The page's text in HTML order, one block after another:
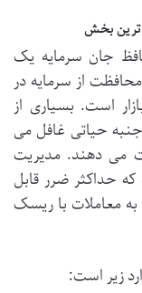
جان سرمایه یک
از سرمایه در
است. بسیاری از
جنبه حیاتی غافل می
می دهند. مدیریت
حداکثر ضرر قابل
به معاملات با ریسک
زیر است: